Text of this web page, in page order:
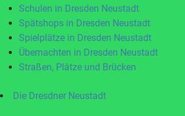
Schulen in Dresden Neustadt
Spätshops in Dresden Neustadt
Spielplätze in Dresden Neustadt
Übernachten in Dresden Neustadt
Straßen, Plätze und Brücken
Die Dresdner Neustadt